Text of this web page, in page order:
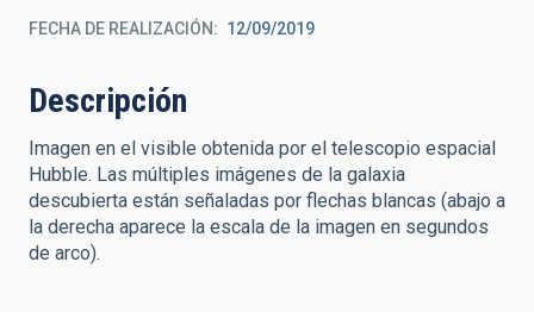
FECHA DE REALIZACIÓN 12/09/2019
Descripción
Imagen en el visible obtenida por el telescopio espacial
Hubble. Las múltiples imágenes de la galaxia
descubierta están señaladas por flechas blancas (abajo a
la derecha aparece la escala de la imagen en segundos
de arco).